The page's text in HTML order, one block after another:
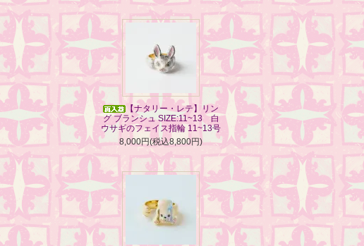
【ナタリー・レテ】リン
グ ブランシュ SIZE:11~13 白
ウサギのフェイス指輪 11~13号
8,000円(税込8,800円)